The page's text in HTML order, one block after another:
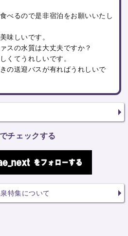
べるので是非宿泊をお願いいたし
味しいです。
スの水質は大丈夫ですか？
くてうれしいです。
の送迎バスが有ればうれしいで
チェックする
特集について